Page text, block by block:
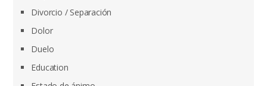
Divorcio / Separación
Dolor
Duelo
Education